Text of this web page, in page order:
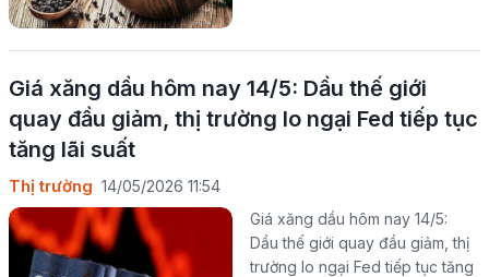
Giá xăng dầu hôm nay 14/5: Dầu thế giới
quay đầu giảm, thị trường lo ngại Fed tiếp tục
tăng lãi suất
Thị trường 14/05/2026 11:54
Giá xăng dầu hôm nay 14/5:
Dầu thế giới quay đầu giảm, thị
trường lo ngại Fed tiếp tục tăng